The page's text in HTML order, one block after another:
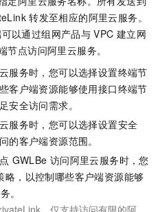
转发至相应的阿里云服务。
以通过组网产品与 VPC 建立网
节点访问阿里云服务。
服务时，您可以选择设置终端节
客户端资源能够使用接口终端节
安全访问需求。
服务时，您可以选择设置安全
的客户端资源范围。
GWLBe 访问阿里云服务时，您
略，以控制哪些客户端资源能够
。
，仅支持访问有限的阿